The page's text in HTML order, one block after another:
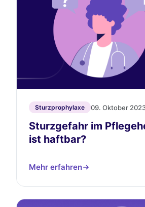
Sturzprophylaxe 09. Oktober
Sturzgefahr im
ist haftbar?
Mehr erfahren